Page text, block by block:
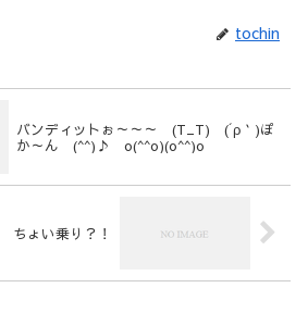
tochin
バンディットぉ～～～ (T_T) (´ρ｀)ぽ
か～ん (^^)♪ o(^^o)(o^^)o
ょい乗り？！